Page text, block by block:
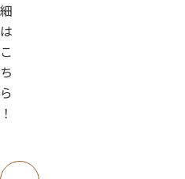
細
は
こ
ち
ら
！